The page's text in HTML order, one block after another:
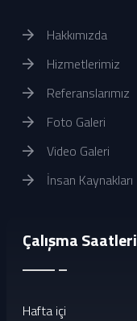
Hakkımızda
Hizmetlerimiz
Referanslarımız
Foto Galeri
Video Galeri
İnsan Kaynakları
Çalışma Saatleri
Hafta içi